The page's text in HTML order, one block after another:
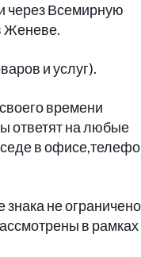
через Всемирную
Женеве.
и услуг).
времени
ответят на любые
в
не ограничено
в рамках